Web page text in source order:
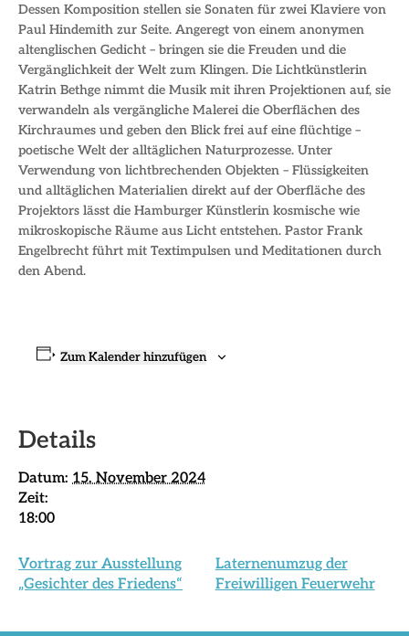
Dessen Komposition stellen sie Sonaten für zwei Klaviere von
Paul Hindemith zur Seite. Angeregt von einem anonymen
altenglischen Gedicht – bringen sie die Freuden und die
Vergänglichkeit der Welt zum Klingen. Die Lichtkünstlerin
Katrin Bethge nimmt die Musik mit ihren Projektionen auf, sie
verwandeln als vergängliche Malerei die Oberflächen des
Kirchraumes und geben den Blick frei auf eine flüchtige –
poetische Welt der alltäglichen Naturprozesse. Unter
Verwendung von lichtbrechenden Objekten – Flüssigkeiten
und alltäglichen Materialien direkt auf der Oberfläche des
Projektors lässt die Hamburger Künstlerin kosmische wie
mikroskopische Räume aus Licht entstehen. Pastor Frank
Engelbrecht führt mit Textimpulsen und Meditationen durch
den Abend.
Zum Kalender hinzufügen
Details
Datum: 15. November 2024
Zeit:
18:00
Vortrag zur Ausstellung
„Gesichter des Friedens“
Laternenumzug der
Freiwilligen Feuerwehr